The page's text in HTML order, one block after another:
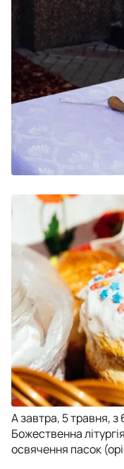
А завтра, 5 травня,
Божественна
освячення пасок